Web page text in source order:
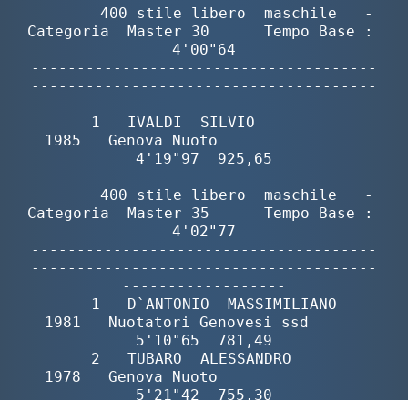
        400 stile libero  maschile   -
Categoria  Master 30      Tempo Base :
4'00"64
--------------------------------------
--------------------------------------
------------------
       1   IVALDI  SILVIO
1985   Genova Nuoto
4'19"97  925,65
        400 stile libero  maschile   -
Categoria  Master 35      Tempo Base :
4'02"77
--------------------------------------
--------------------------------------
------------------
       1   D`ANTONIO  MASSIMILIANO
1981   Nuotatori Genovesi ssd
5'10"65  781,49
       2   TUBARO  ALESSANDRO
1978   Genova Nuoto
5'21"42  755,30